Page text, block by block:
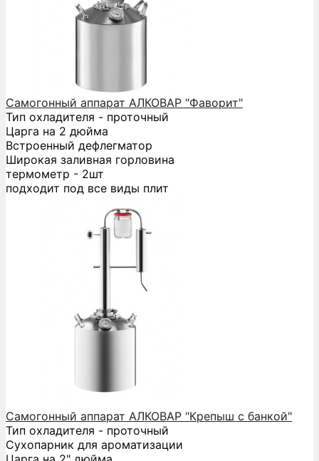
Самогонный аппарат АЛКОВАР "Фаворит"
Тип охладителя - проточный
Царга на 2 дюйма
Встроенный дефлегматор
Широкая заливная горловина
термометр - 2шт
подходит под все виды плит
Самогонный аппарат АЛКОВАР "Крепыш с банкой"
Тип охладителя - проточный
Сухопарник для ароматизации